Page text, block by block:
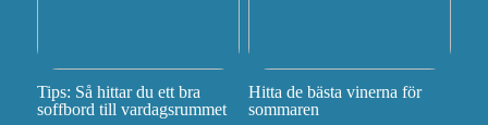
Tips: Så hittar du ett bra
soffbord till vardagsrummet
Hitta de bästa vinerna för
sommaren